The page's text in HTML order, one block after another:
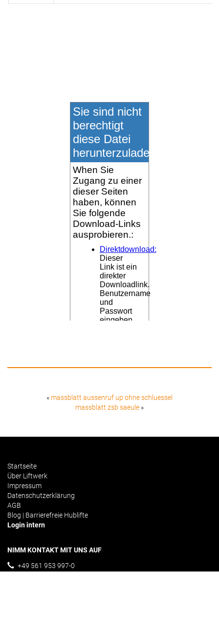
« massblatt aussenruf up ohne schluessel
massblatt zsb saeule »
Startseite
Über Liftwerk
Impressum
Datenschutzerklärung
AGB
Blog | Barrierefreie Hublifte
Login intern
NIMM KONTAKT MIT UNS AUF
+49 561 953 997-0